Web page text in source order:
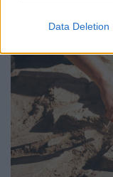
Data Deletion